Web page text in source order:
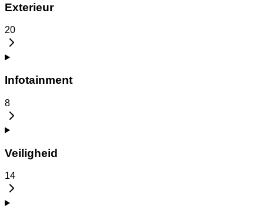
Exterieur
20
Infotainment
8
Veiligheid
14